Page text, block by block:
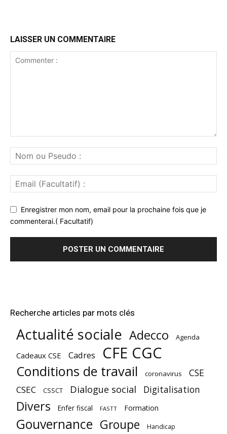
LAISSER UN COMMENTAIRE
Enregistrer mon nom, email pour la prochaine fois que je
commenterai.( Facultatif)
Recherche articles par mots clés
Actualité sociale Adecco Agenda
Cadeaux CSE Cadres CFE CGC
Conditions de travail coronavirus CSE
CSEC CSSCT Dialogue social Digitalisation
Divers Enfer fiscal FASTT Formation
Gouvernance Groupe Handicap